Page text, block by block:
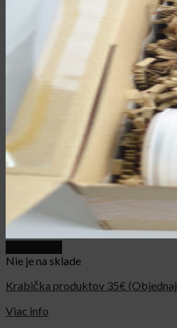
Nie je na sklade
Krabička produktov 35€
Viac info